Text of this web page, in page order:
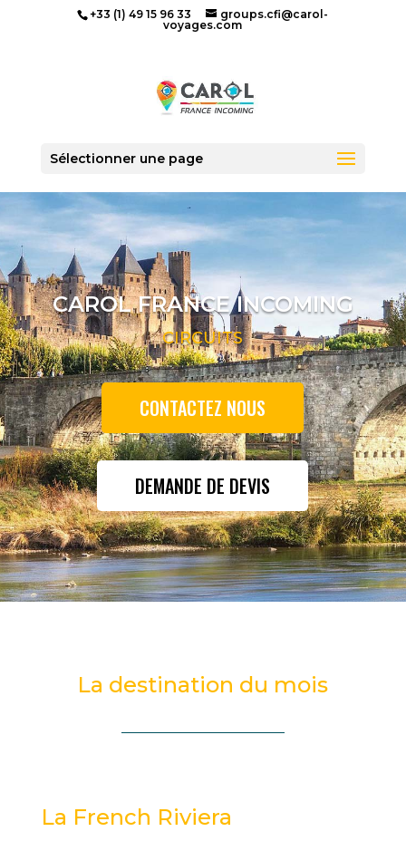
+33 (1) 49 15 96 33
groups.cfi@carol-
voyages.com
Sélectionner une page
CAROL FRANCE INCOMING
CIRCUITS
CONTACTEZ NOUS
DEMANDE DE DEVIS
La destination du mois
La French Riviera